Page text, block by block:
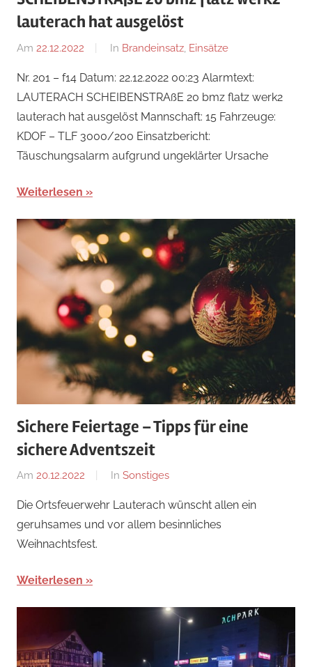
lauterach hat ausgelöst
Am 22.12.2022
Von
Steiner
In Brandeinsatz, Einsätze
Nr. 201 – f14 Datum: 22.12.2022 00:23 Alarmtext:
LAUTERACH SCHEIBENSTRAßE 20 bmz flatz werk2
lauterach hat ausgelöst Mannschaft: 15 Fahrzeuge:
KDOF – TLF 3000/200 Einsatzbericht:
Täuschungsalarm aufgrund ungeklärter Ursache
Weiterlesen
Sichere Feiertage – Tipps für eine
sichere Adventszeit
Am 20.12.2022
Von
In Sonstiges
Die Ortsfeuerwehr Lauterach wünscht allen ein
geruhsames und vor allem besinnliches
Weihnachtsfest.
Weiterlesen